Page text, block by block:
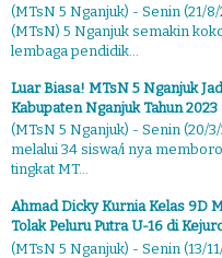
(MTsN 5 Nganjuk) - Senin (21/
(MTsN) 5 Nganjuk semakin
lembaga pendidik...
Luar Biasa! MTsN 5 Nganjuk
Kabupaten Nganjuk Tahun 2023
(MTsN 5 Nganjuk) - Senin (20/
melalui 34 siswa/i nya
tingkat MT...
Ahmad Dicky Kurnia Kelas 9D
Tolak Peluru Putra U-16 di
(MTsN 5 Nganjuk) - Senin (13/